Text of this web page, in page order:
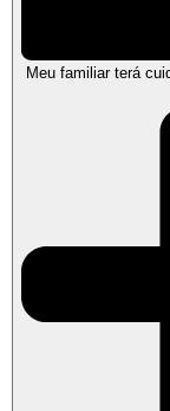
Meu familiar terá